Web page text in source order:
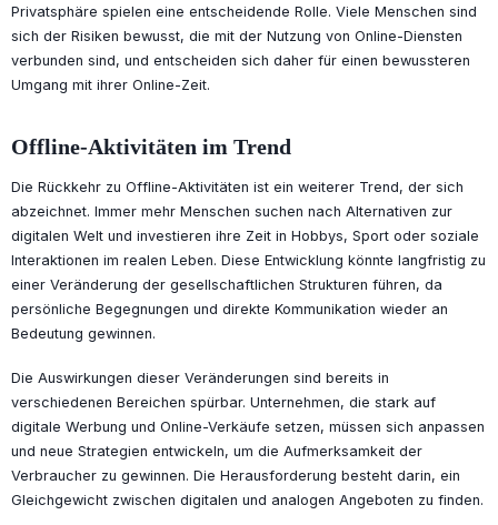
Privatsphäre spielen eine entscheidende Rolle. Viele Menschen sind
sich der Risiken bewusst, die mit der Nutzung von Online-Diensten
verbunden sind, und entscheiden sich daher für einen bewussteren
Umgang mit ihrer Online-Zeit.
Offline-Aktivitäten im Trend
Die Rückkehr zu Offline-Aktivitäten ist ein weiterer Trend, der sich
abzeichnet. Immer mehr Menschen suchen nach Alternativen zur
digitalen Welt und investieren ihre Zeit in Hobbys, Sport oder soziale
Interaktionen im realen Leben. Diese Entwicklung könnte langfristig zu
einer Veränderung der gesellschaftlichen Strukturen führen, da
persönliche Begegnungen und direkte Kommunikation wieder an
Bedeutung gewinnen.
Die Auswirkungen dieser Veränderungen sind bereits in
verschiedenen Bereichen spürbar. Unternehmen, die stark auf
digitale Werbung und Online-Verkäufe setzen, müssen sich anpassen
und neue Strategien entwickeln, um die Aufmerksamkeit der
Verbraucher zu gewinnen. Die Herausforderung besteht darin, ein
Gleichgewicht zwischen digitalen und analogen Angeboten zu finden.